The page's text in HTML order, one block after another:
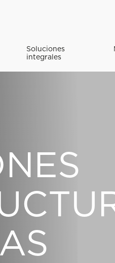
Soluciones
integrales